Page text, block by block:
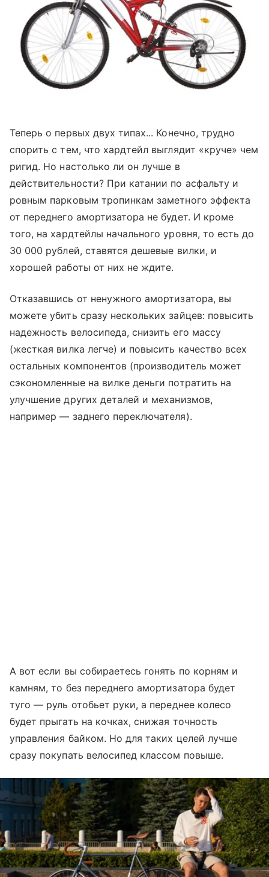
Теперь о первых двух типах... Конечно, трудно
спорить с тем, что хардтейл выглядит «круче» чем
ригид. Но настолько ли он лучше в
действительности? При катании по асфальту и
ровным парковым тропинкам заметного эффекта
от переднего амортизатора не будет. И кроме
того, на хардтейлы начального уровня, то есть до
30 000 рублей, ставятся дешевые вилки, и
хорошей работы от них не ждите.
Отказавшись от ненужного амортизатора, вы
можете убить сразу нескольких зайцев: повысить
надежность велосипеда, снизить его массу
(жесткая вилка легче) и повысить качество всех
остальных компонентов (производитель может
сэкономленные на вилке деньги потратить на
улучшение других деталей и механизмов,
например — заднего переключателя).
А вот если вы собираетесь гонять по корням и
камням, то без переднего амортизатора будет
туго — руль отобьет руки, а переднее колесо
будет прыгать на кочках, снижая точность
управления байком. Но для таких целей лучше
сразу покупать велосипед классом повыше.